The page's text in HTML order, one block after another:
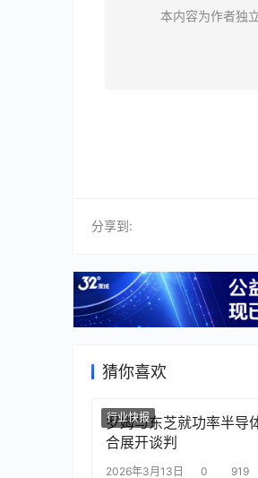
本内容为作者独
分享到:
猜你喜欢
行业快报
罗姆与东芝就功率半导
合展开谈判
2026年3月13日 0 919